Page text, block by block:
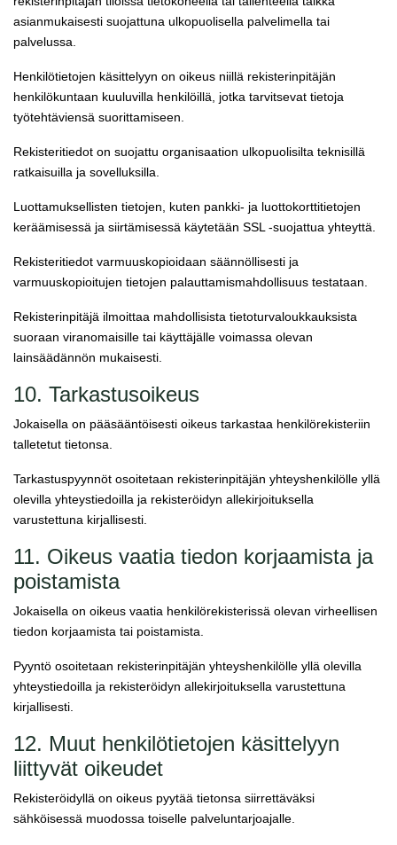
asianmukaisesti suojattuna ulkopuolisella palvelimella tai
palvelussa.
Henkilötietojen käsittelyyn on oikeus niillä rekisterinpitäjän
henkilökuntaan kuuluvilla henkilöillä, jotka tarvitsevat tietoja
työtehtäviensä suorittamiseen.
Rekisteritiedot on suojattu organisaation ulkopuolisilta teknisillä
ratkaisuilla ja sovelluksilla.
Luottamuksellisten tietojen, kuten pankki- ja luottokorttitietojen
keräämisessä ja siirtämisessä käytetään SSL -suojattua yhteyttä.
Rekisteritiedot varmuuskopioidaan säännöllisesti ja
varmuuskopioitujen tietojen palauttamismahdollisuus testataan.
Rekisterinpitäjä ilmoittaa mahdollisista tietoturvaloukkauksista
suoraan viranomaisille tai käyttäjälle voimassa olevan
lainsäädännön mukaisesti.
10. Tarkastusoikeus
Jokaisella on pääsääntöisesti oikeus tarkastaa henkilörekisteriin
talletetut tietonsa.
Tarkastuspyynnöt osoitetaan rekisterinpitäjän yhteyshenkilölle yllä
olevilla yhteystiedoilla ja rekisteröidyn allekirjoituksella
varustettuna kirjallisesti.
11. Oikeus vaatia tiedon korjaamista ja
poistamista
Jokaisella on oikeus vaatia henkilörekisterissä olevan virheellisen
tiedon korjaamista tai poistamista.
Pyyntö osoitetaan rekisterinpitäjän yhteyshenkilölle yllä olevilla
yhteystiedoilla ja rekisteröidyn allekirjoituksella varustettuna
kirjallisesti.
12. Muut henkilötietojen käsittelyyn
liittyvät oikeudet
Rekisteröidyllä on oikeus pyytää tietonsa siirrettäväksi
sähköisessä muodossa toiselle palveluntarjoajalle.